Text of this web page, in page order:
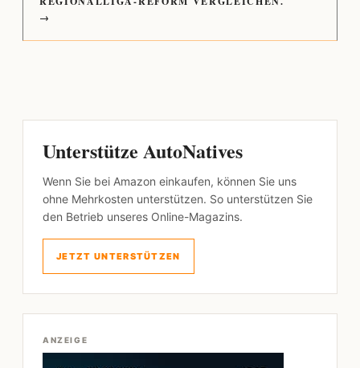
→
Unterstütze AutoNatives
Wenn Sie bei Amazon einkaufen, können Sie uns
ohne Mehrkosten unterstützen. So unterstützen Sie
den Betrieb unseres Online-Magazins.
JETZT UNTERSTÜTZEN
ANZEIGE